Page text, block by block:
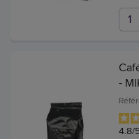
-
4.8/